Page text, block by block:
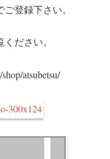
登録下さい。
ださい。
atsubetsu/